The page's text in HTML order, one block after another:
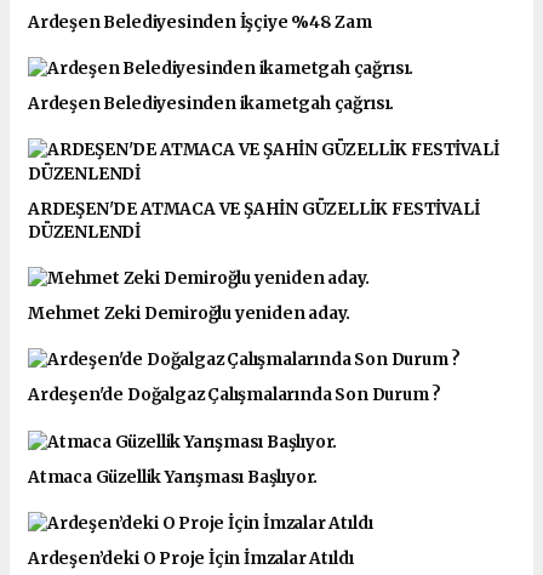
Ardeşen Belediyesinden İşçiye %48 Zam
Ardeşen Belediyesinden ikametgah çağrısı.
ARDEŞEN'DE ATMACA VE ŞAHİN GÜZELLİK FESTİVALİ
DÜZENLENDİ
Mehmet Zeki Demiroğlu yeniden aday.
Ardeşen'de Doğalgaz Çalışmalarında Son Durum ?
Atmaca Güzellik Yarışması Başlıyor.
Ardeşen’deki O Proje İçin İmzalar Atıldı